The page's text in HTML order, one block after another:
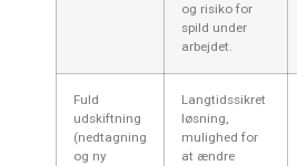
og risiko for
spild under
arbejdet.
Fuld
udskiftning
(nedtagning
og ny
Langtidssikret
løsning,
mulighed for
at ændre